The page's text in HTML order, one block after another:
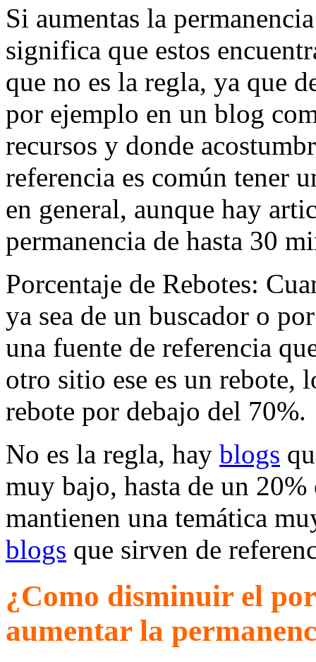
Si aumentas la
significa que estos
que no es la regla, ya que
por ejemplo en un blog
recursos y donde
referencia es común tener
en general, aunque hay
permanencia de hasta 30
Porcentaje de Rebotes:
ya sea de un buscador o
una fuente de referencia
otro sitio ese es un rebote,
rebote por debajo del 70%.
No es la regla, hay blogs
muy bajo, hasta de un
mantienen una temática
blogs que sirven de
¿Como disminuir el
aumentar la